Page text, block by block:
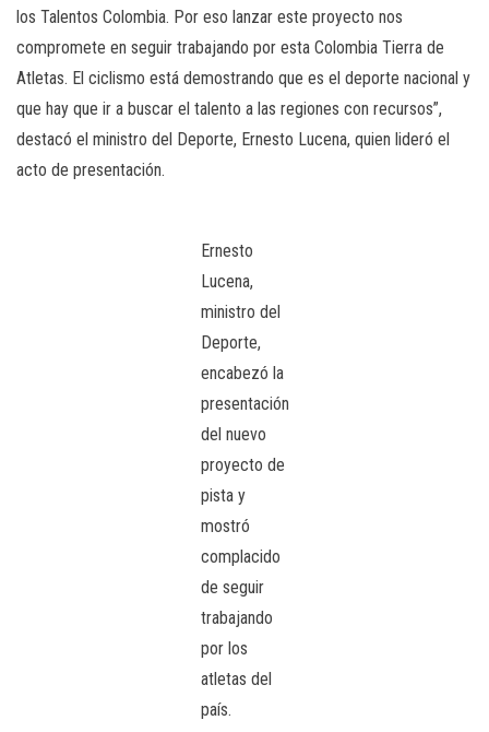
los Talentos Colombia. Por eso lanzar este proyecto nos
compromete en seguir trabajando por esta Colombia Tierra de
Atletas. El ciclismo está demostrando que es el deporte nacional y
que hay que ir a buscar el talento a las regiones con recursos”,
destacó el ministro del Deporte, Ernesto Lucena, quien lideró el
acto de presentación.
Ernesto
Lucena,
ministro del
Deporte,
encabezó la
presentación
del nuevo
proyecto de
pista y
mostró
complacido
de seguir
trabajando
por los
atletas del
país.